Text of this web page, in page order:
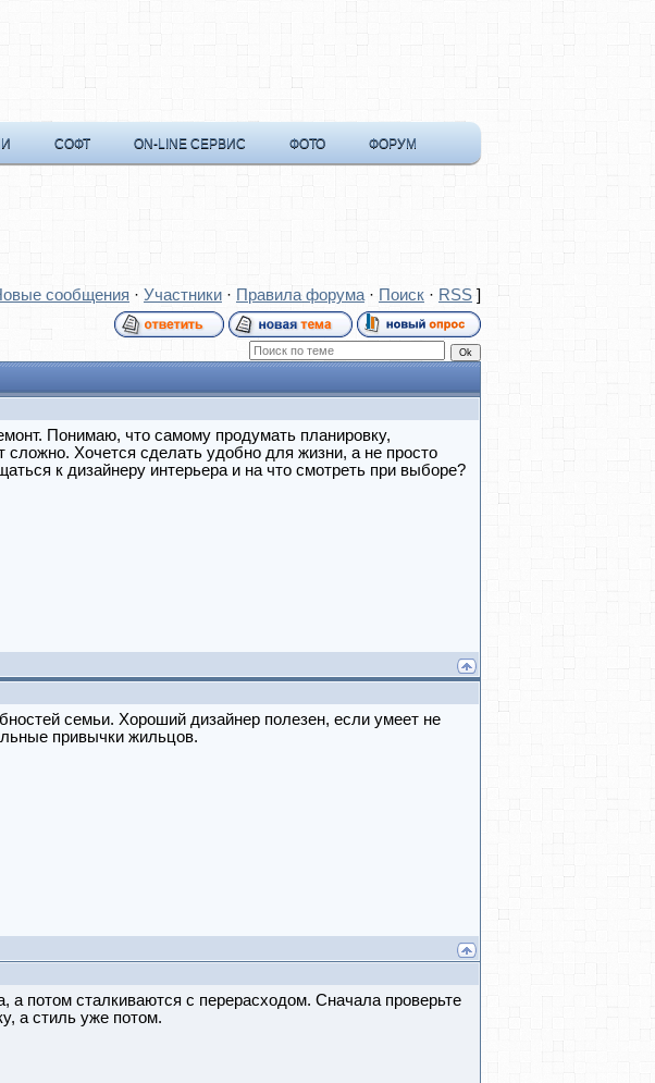
СОФТ ON-LINE СЕРВИС ФОТО ФОРУМ
сообщения · Участники · Правила форума · Поиск · RSS]
Понимаю, что самому продумать планировку,
Хочется сделать удобно для жизни, а не просто
к дизайнеру интерьера и на что смотреть при выборе?
семьи. Хороший дизайнер полезен, если умеет не
привычки жильцов.
а потом сталкиваются с перерасходом. Сначала проверьте
а стиль уже потом.